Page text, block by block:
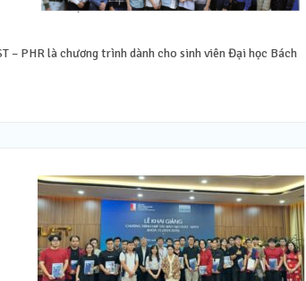
– PHR là chương trình dành cho sinh viên Đại học Bách